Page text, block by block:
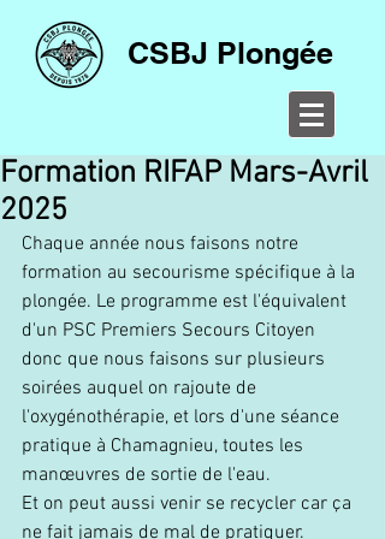
CSBJ Plongée
Formation RIFAP Mars-Avril
2025
Chaque année nous faisons notre
formation au secourisme spécifique à la
plongée. Le programme est l'équivalent
d'un PSC Premiers Secours Citoyen
donc que nous faisons sur plusieurs
soirées auquel on rajoute de
l'oxygénothérapie, et lors d'une séance
pratique à Chamagnieu, toutes les
manœuvres de sortie de l'eau.
Et on peut aussi venir se recycler car ça
ne fait jamais de mal de pratiquer.